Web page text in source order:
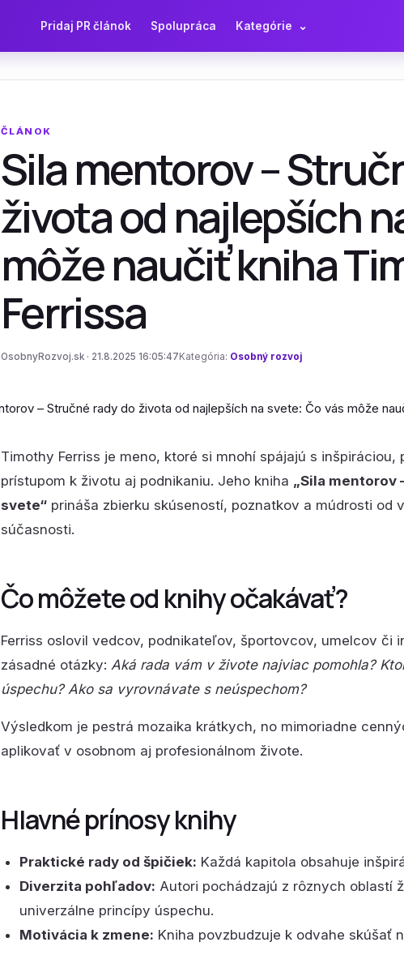
Pridaj PR článok Spolupráca Kategórie ⌄
ČLÁNOK
Sila mentorov –
života od najlepších
môže naučiť kniha
Ferrissa
OsobnyRozvoj.sk · 21.8.2025 16:05:47 Kategória: Osobný rozvoj
Timothy Ferriss je meno, ktoré si mnohí spájajú s
prístupom k životu aj podnikaniu. Jeho kniha „Sila mentorov
svete“ prináša zbierku skúseností, poznatkov a múdrosti od
súčasnosti.
Čo môžete od knihy očakávať?
Ferriss oslovil vedcov, podnikateľov, športovcov, umelcov či
zásadné otázky: Aká rada vám v živote najviac pomohla?
úspechu? Ako sa vyrovnávate s neúspechom?
Výsledkom je pestrá mozaika krátkych, no mimoriadne
aplikovať v osobnom aj profesionálnom živote.
Hlavné prínosy knihy
Praktické rady od špičiek: Každá kapitola obsahuje
Diverzita pohľadov: Autori pochádzajú z rôznych oblastí
univerzálne princípy úspechu.
Motivácia k zmene: Kniha povzbudzuje k odvahe skúšať